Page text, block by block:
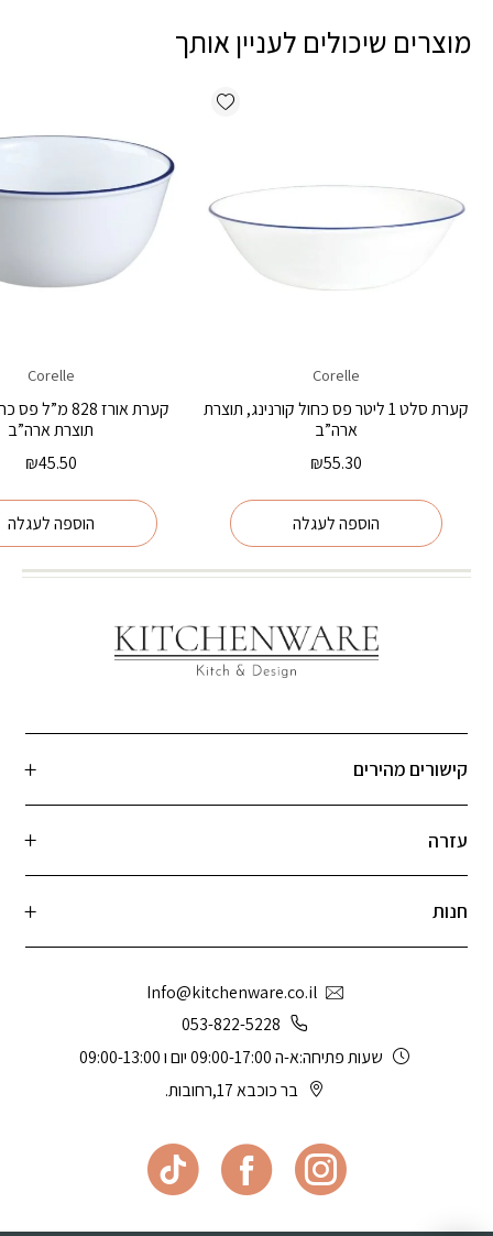
מוצרים שיכולים לעניין אותך
Add wishlist
Corelle
קערת סלט 1 ליטר פס כחול קורנינג, תוצרת
ארה”ב
₪55.30
הוספה לעגלה
Corelle
קערת אורז 828
תוצרת ארה”ב
₪45.50
הוספה לעגלה
קישורים מהירים
עזרה
חנות
Info@kitchenware.co.il
053-822-5228
שעות פתיחה:א-ה 09:00-17:00 יום ו 09:00-13:00
בר כוכבא 17,רחובות.